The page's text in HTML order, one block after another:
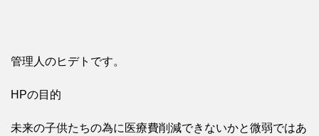
管理人のヒデトです。
HPの目的
未来の子供たちの為に医療費削減できないかと微弱ではあ